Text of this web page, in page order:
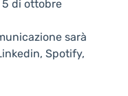
5 di ottobre
sarà
Spotify,